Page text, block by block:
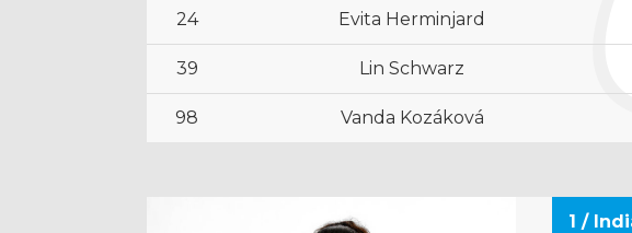
24 Evita Herminjard
39 Lin Schwarz
98 Vanda Kozáková
1 /